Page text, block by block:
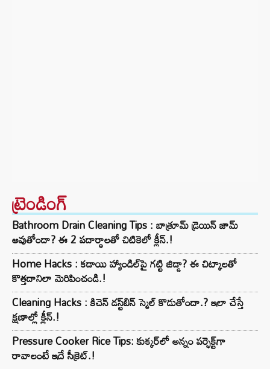
ట్రెండింగ్‌
Bathroom Drain Cleaning Tips : బాత్రూమ్ డ్రెయిన్ జామ్
అవుతోందా? ఈ 2 పదార్థాలతో చిటికెలో క్లీన్.!
Home Hacks : కడాయి హ్యాండిల్‌పై గట్టి జిడ్డా? ఈ చిట్కాలతో
కొత్తదానిలా మెరిపించండి.!
Cleaning Hacks : కిచెన్ డస్ట్‌బిన్ స్మెల్ కొడుతోందా.? ఇలా చేస్తే
క్షణాల్లో క్లీన్.!
Pressure Cooker Rice Tips: కుక్కర్‌లో అన్నం పర్ఫెక్ట్‌గా
రావాలంటే ఇదే సీక్రెట్.!